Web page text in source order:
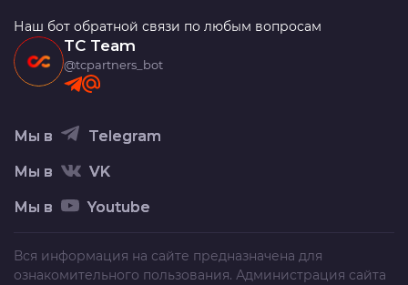
Наш бот обратной связи по любым вопросам
TC Team
@tcpartners_bot
Мы в Telegram
Мы в VK
Мы в Youtube
Вся информация на сайте предназначена для
ознакомительного пользования. Администрация сайта